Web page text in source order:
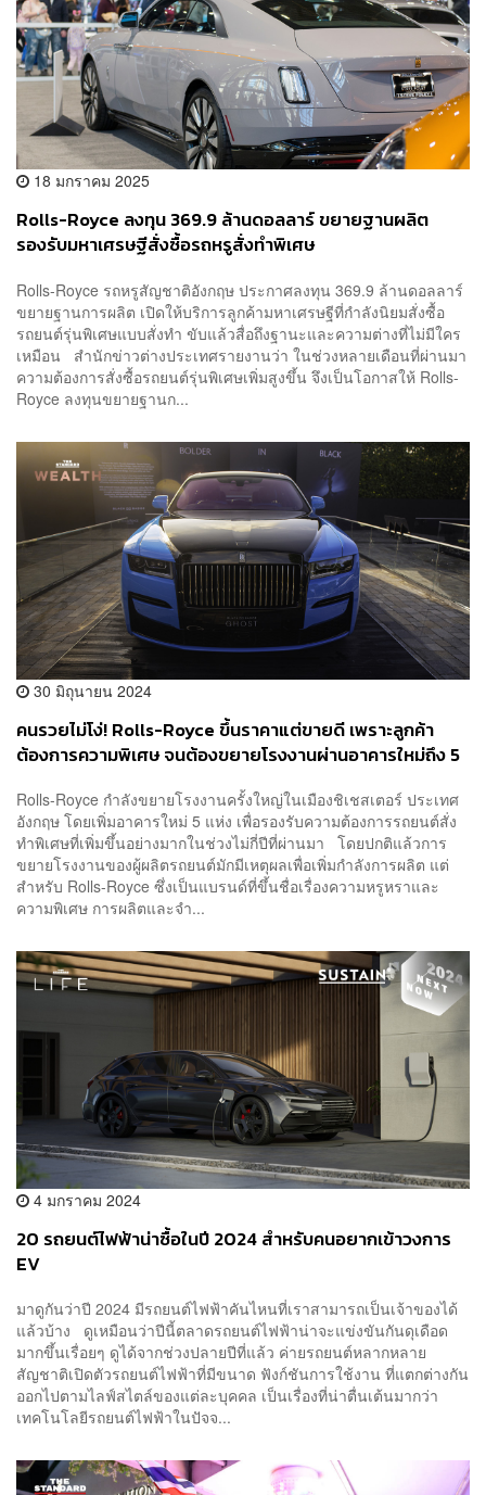
18 มกราคม 2025
Rolls-Royce ลงทุน 369.9 ล้านดอลลาร์ ขยายฐานผลิต
รองรับมหาเศรษฐีสั่งซื้อรถหรูสั่งทำพิเศษ
Rolls-Royce รถหรูสัญชาติอังกฤษ ประกาศลงทุน 369.9 ล้านดอลลาร์
ขยายฐานการผลิต เปิดให้บริการลูกค้ามหาเศรษฐีที่กำลังนิยมสั่งซื้อ
รถยนต์รุ่นพิเศษแบบสั่งทำ ขับแล้วสื่อถึงฐานะและความต่างที่ไม่มีใคร
เหมือน สำนักข่าวต่างประเทศรายงานว่า ในช่วงหลายเดือนที่ผ่านมา
ความต้องการสั่งซื้อรถยนต์รุ่นพิเศษเพิ่มสูงขึ้น จึงเป็นโอกาสให้ Rolls-
Royce ลงทุนขยายฐานก...
30 มิถุนายน 2024
คนรวยไม่โง่! Rolls-Royce ขึ้นราคาแต่ขายดี เพราะลูกค้า
ต้องการความพิเศษ จนต้องขยายโรงงานผ่านอาคารใหม่ถึง 5
Rolls-Royce กำลังขยายโรงงานครั้งใหญ่ในเมืองชิเชสเตอร์ ประเทศ
อังกฤษ โดยเพิ่มอาคารใหม่ 5 แห่ง เพื่อรองรับความต้องการรถยนต์สั่ง
ทำพิเศษที่เพิ่มขึ้นอย่างมากในช่วงไม่กี่ปีที่ผ่านมา โดยปกติแล้วการ
ขยายโรงงานของผู้ผลิตรถยนต์มักมีเหตุผลเพื่อเพิ่มกำลังการผลิต แต่
สำหรับ Rolls-Royce ซึ่งเป็นแบรนด์ที่ขึ้นชื่อเรื่องความหรูหราและ
ความพิเศษ การผลิตและจำ...
4 มกราคม 2024
20 รถยนต์ไฟฟ้าน่าซื้อในปี 2024 สำหรับคนอยากเข้าวงการ
EV
มาดูกันว่าปี 2024 มีรถยนต์ไฟฟ้าคันไหนที่เราสามารถเป็นเจ้าของได้
แล้วบ้าง ดูเหมือนว่าปีนี้ตลาดรถยนต์ไฟฟ้าน่าจะแข่งขันกันดุเดือด
มากขึ้นเรื่อยๆ ดูได้จากช่วงปลายปีที่แล้ว ค่ายรถยนต์หลากหลาย
สัญชาติเปิดตัวรถยนต์ไฟฟ้าที่มีขนาด ฟังก์ชันการใช้งาน ที่แตกต่างกัน
ออกไปตามไลฟ์สไตล์ของแต่ละบุคคล เป็นเรื่องที่น่าตื่นเต้นมากว่า
เทคโนโลยีรถยนต์ไฟฟ้าในปัจจ...